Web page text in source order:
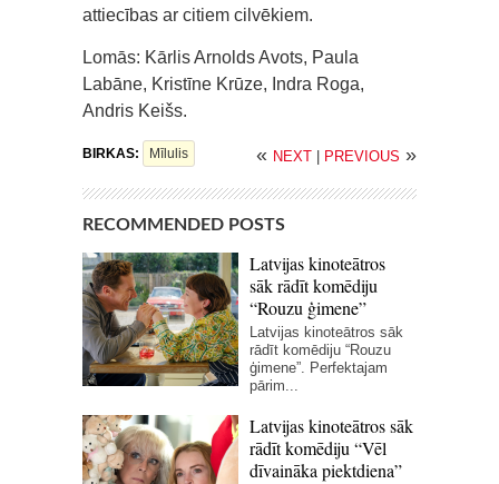
attiecības ar citiem cilvēkiem.
Lomās: Kārlis Arnolds Avots, Paula
Labāne, Kristīne Krūze, Indra Roga,
Andris Keišs.
BIRKAS: Mīlulis « NEXT | PREVIOUS »
RECOMMENDED POSTS
Latvijas kinoteātros
sāk rādīt komēdiju
“Rouzu ģimene”
Latvijas kinoteātros sāk
rādīt komēdiju “Rouzu
ģimene”. Perfektajam
pārim...
Latvijas kinoteātros sāk
rādīt komēdiju “Vēl
dīvaināka piektdiena”